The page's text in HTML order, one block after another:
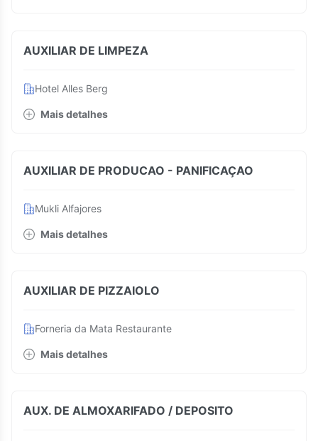
AUXILIAR DE LIMPEZA
Hotel Alles Berg
Mais detalhes
AUXILIAR DE PRODUCAO - PANIFICAÇAO
Mukli Alfajores
Mais detalhes
AUXILIAR DE PIZZAIOLO
Forneria da Mata Restaurante
Mais detalhes
AUX. DE ALMOXARIFADO / DEPOSITO